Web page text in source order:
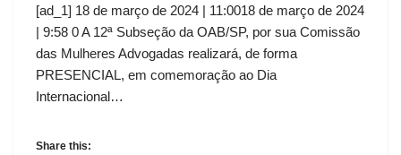
[ad_1] 18 de março de 2024 | 11:0018 de março de 2024
| 9:58 0 A 12ª Subseção da OAB/SP, por sua Comissão
das Mulheres Advogadas realizará, de forma
PRESENCIAL, em comemoração ao Dia
Internacional…
Share this: